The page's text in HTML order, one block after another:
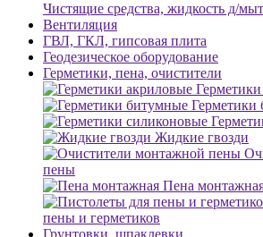
Чистящие средства, жидкость д/
Вентиляция
ГВЛ, ГКЛ, гипсовая плита
Геодезическое оборудование
Герметики, пена, очистители
Герметики
Жидкие гвозди
пены
Пена
пены и герметиков
Грунтовки, шпаклевки